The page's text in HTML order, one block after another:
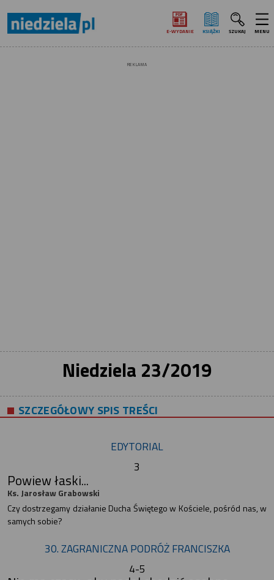
E‑WYDANIE KSIĄŻKI SZUKAJ MENU
REKLAMA
Niedziela 23/2019
SZCZEGÓŁOWY SPIS TREŚCI
EDYTORIAL
3
Powiew łaski...
Ks. Jarosław Grabowski
Czy dostrzegamy działanie Ducha Świętego w Kościele, pośród nas, w
samych sobie?
30. ZAGRANICZNA PODRÓŻ FRANCISZKA
4-5